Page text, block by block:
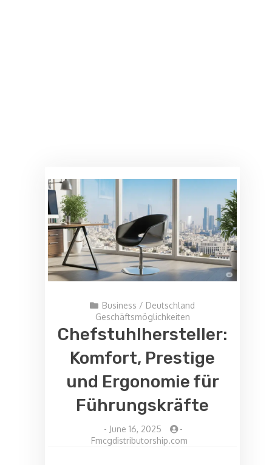
Business / Deutschland
Geschäftsmöglichkeiten
Chefstuhlhersteller:
Komfort, Prestige
und Ergonomie für
Führungskräfte
- June 16, 2025
-
Fmcgdistributorship.com